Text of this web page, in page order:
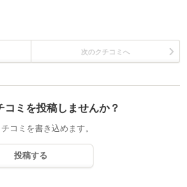
次のクチコミへ
コミを投稿しませんか？
コミを書き込めます。
投稿する